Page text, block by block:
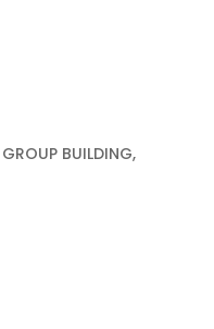
BUILDING,